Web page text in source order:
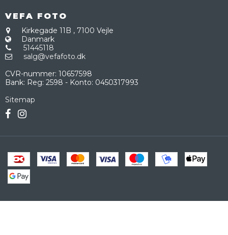
VEFA FOTO
Kirkegade 11B , 7100 Vejle
Danmark
51445118
salg@vefafoto.dk
CVR-nummer: 10657598
Bank: Reg: 2598 - Konto: 0450317993
Sitemap